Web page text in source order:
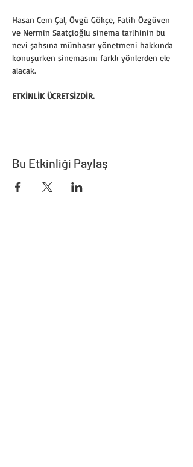
Hasan Cem Çal, Övgü Gökçe, Fatih Özgüven
ve Nermin Saatçioğlu sinema tarihinin bu
nevi şahsına münhasır yönetmeni hakkında
konuşurken sinemasını farklı yönlerden ele
alacak.
ETKİNLİK ÜCRETSİZDİR.
Bu Etkinliği Paylaş